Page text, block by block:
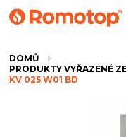
DOMŮ
PRODUKTY VYŘAZENÉ
KV 025 W01 BD